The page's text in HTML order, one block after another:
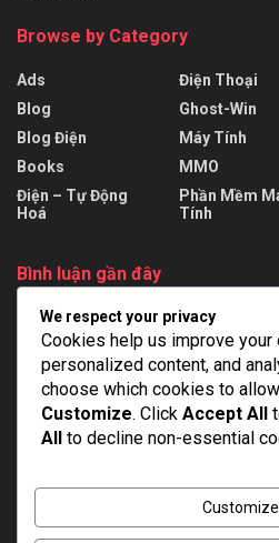
Browse by Category
Ads
Blog
Blog Điện
Books
Điện – Tự Động
Hoá
Điện Thoại
Ghost-Win
Máy Tính
MMO
Phần Mềm
Tính
Bình luận gần đây
tùngtrongAutoCAD Electrical 2024 +
viettrongEPLAN Pro Panel 2022 mới
Drive]
DientrongWinCC Flexible 2008 SP3
download full
MinhtrongTải phần mềm lập trình
AdmintrongDownload TIA Portal
We respect your privacy
Cookies help us improve
personalized content, and
choose which cookies to
Customize. Click Accept All
All to decline non-essential
Customize